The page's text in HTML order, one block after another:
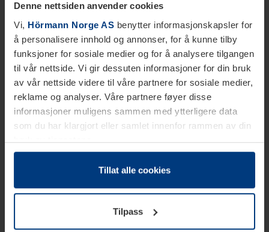
Denne nettsiden anvender cookies
Vi, Hörmann Norge AS benytter informasjonskapsler for
å personalisere innhold og annonser, for å kunne tilby
funksjoner for sosiale medier og for å analysere tilgangen
til vår nettside. Vi gir dessuten informasjoner for din bruk
av vår nettside videre til våre partnere for sosiale medier,
reklame og analyser. Våre partnere føyer disse
informasjoner muligens sammen med ytterligere data
som du har klargjort eller samlet innenfor rammen av din
bruk av tjenestene.
Etter loven kan vi lagre informasjonskapsler på din
datamaskin, hvis disse er absolutt nødvendig for drift av
trenger vi din tillatelse. Du kan når som helst endre eller
tilbakekalle ditt samtykke i forklaringen av
informasjonskapselen på sidenPersonvernerklæringpå
Tillat alle cookies
Tilpass